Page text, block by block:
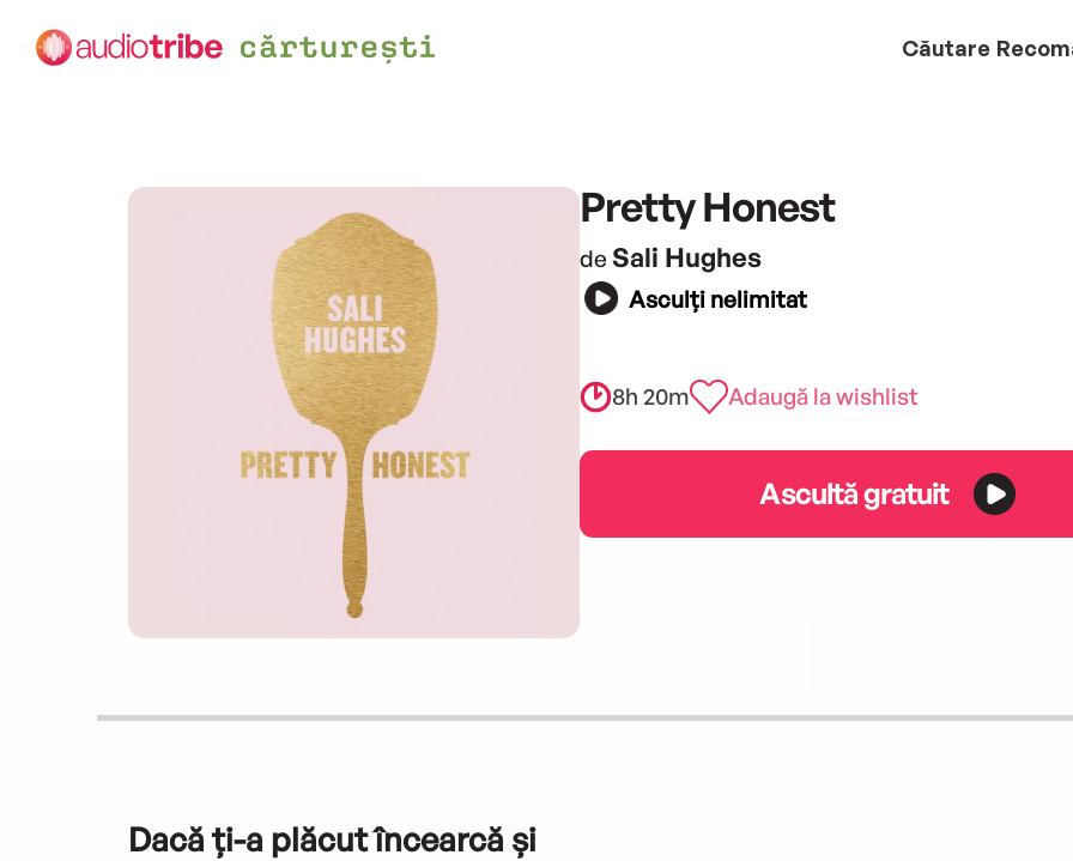
Căutare
Pretty Honest
de Sali Hughes
Asculți nelimitat
8h 20m Adaugă la wishlist
Ascultă gratuit
Dacă ți-a plăcut încearcă și